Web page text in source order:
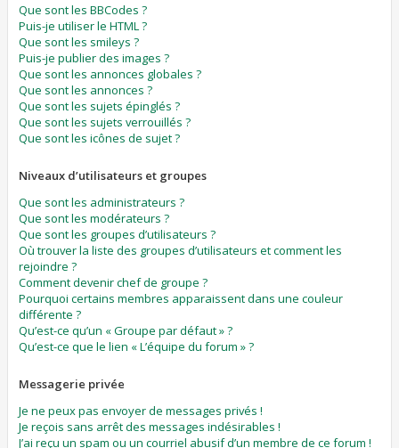
Que sont les BBCodes ?
Puis-je utiliser le HTML ?
Que sont les smileys ?
Puis-je publier des images ?
Que sont les annonces globales ?
Que sont les annonces ?
Que sont les sujets épinglés ?
Que sont les sujets verrouillés ?
Que sont les icônes de sujet ?
Niveaux d’utilisateurs et groupes
Que sont les administrateurs ?
Que sont les modérateurs ?
Que sont les groupes d’utilisateurs ?
Où trouver la liste des groupes d’utilisateurs et comment les
rejoindre ?
Comment devenir chef de groupe ?
Pourquoi certains membres apparaissent dans une couleur
différente ?
Qu’est-ce qu’un « Groupe par défaut » ?
Qu’est-ce que le lien « L’équipe du forum » ?
Messagerie privée
Je ne peux pas envoyer de messages privés !
Je reçois sans arrêt des messages indésirables !
J’ai reçu un spam ou un courriel abusif d’un membre de ce forum !